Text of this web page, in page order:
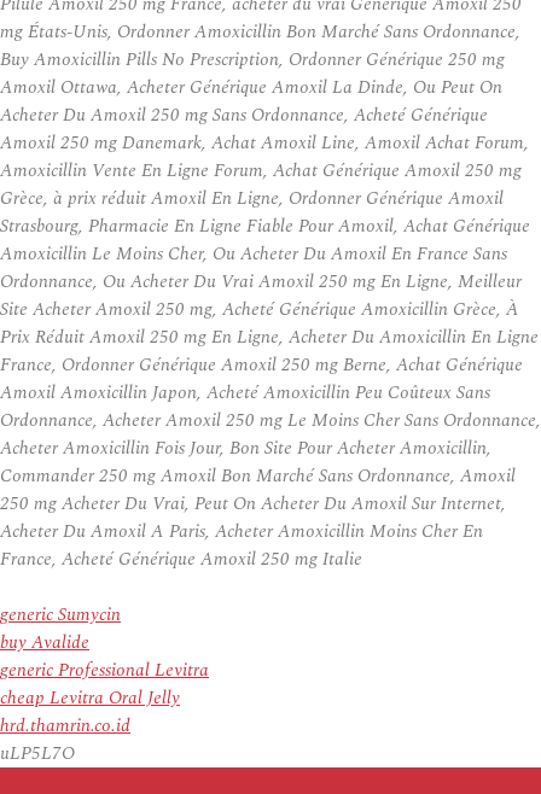
mg États-Unis, Ordonner Amoxicillin Bon Marché Sans Ordonnance,
Buy Amoxicillin Pills No Prescription, Ordonner Générique 250 mg
Amoxil Ottawa, Acheter Générique Amoxil La Dinde, Ou Peut On
Acheter Du Amoxil 250 mg Sans Ordonnance, Acheté Générique
Amoxil 250 mg Danemark, Achat Amoxil Line, Amoxil Achat Forum,
Amoxicillin Vente En Ligne Forum, Achat Générique Amoxil 250 mg
Grèce, à prix réduit Amoxil En Ligne, Ordonner Générique Amoxil
Strasbourg, Pharmacie En Ligne Fiable Pour Amoxil, Achat Générique
Amoxicillin Le Moins Cher, Ou Acheter Du Amoxil En France Sans
Ordonnance, Ou Acheter Du Vrai Amoxil 250 mg En Ligne, Meilleur
Site Acheter Amoxil 250 mg, Acheté Générique Amoxicillin Grèce, À
Prix Réduit Amoxil 250 mg En Ligne, Acheter Du Amoxicillin En Ligne
France, Ordonner Générique Amoxil 250 mg Berne, Achat Générique
Amoxil Amoxicillin Japon, Acheté Amoxicillin Peu Coûteux Sans
Ordonnance, Acheter Amoxil 250 mg Le Moins Cher Sans Ordonnance,
Acheter Amoxicillin Fois Jour, Bon Site Pour Acheter Amoxicillin,
Commander 250 mg Amoxil Bon Marché Sans Ordonnance, Amoxil
250 mg Acheter Du Vrai, Peut On Acheter Du Amoxil Sur Internet,
Acheter Du Amoxil A Paris, Acheter Amoxicillin Moins Cher En
France, Acheté Générique Amoxil 250 mg Italie
generic Sumycin
buy Avalide
generic Professional Levitra
cheap Levitra Oral Jelly
hrd.thamrin.co.id
uLP5L7O